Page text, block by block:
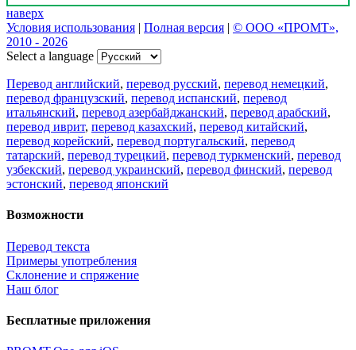
наверх
Условия использования | Полная версия | © ООО «ПРОМТ»,
2010 - 2026
Select a language
Перевод английский, перевод русский, перевод немецкий,
перевод французский, перевод испанский, перевод
итальянский, перевод азербайджанский, перевод арабский,
перевод иврит, перевод казахский, перевод китайский,
перевод корейский, перевод португальский, перевод
татарский, перевод турецкий, перевод туркменский, перевод
узбекский, перевод украинский, перевод финский, перевод
эстонский, перевод японский
Возможности
Перевод текста
Примеры употребления
Склонение и спряжение
Наш блог
Бесплатные приложения